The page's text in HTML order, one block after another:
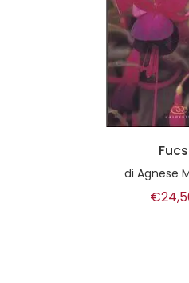
di Agnese